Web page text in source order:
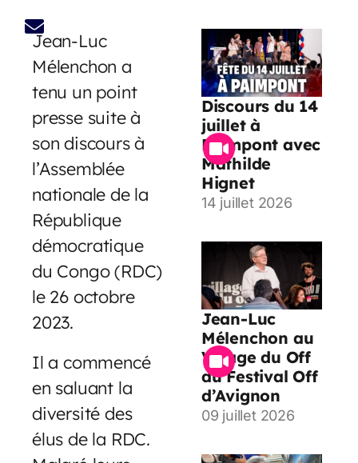
Jean-Luc
Mélenchon a
tenu un point
presse suite à
son discours à
l’Assemblée
nationale de la
République
démocratique
du Congo (RDC)
le 26 octobre
2023.
Il a commencé
en saluant la
diversité des
élus de la RDC.
Discours du 14
juillet à
Paimpont avec
Mathilde
Hignet
14 juillet 2026
Jean-Luc
Mélenchon au
Village du Off
du Festival Off
d’Avignon
09 juillet 2026